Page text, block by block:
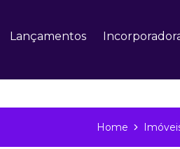
Lançamentos
Home